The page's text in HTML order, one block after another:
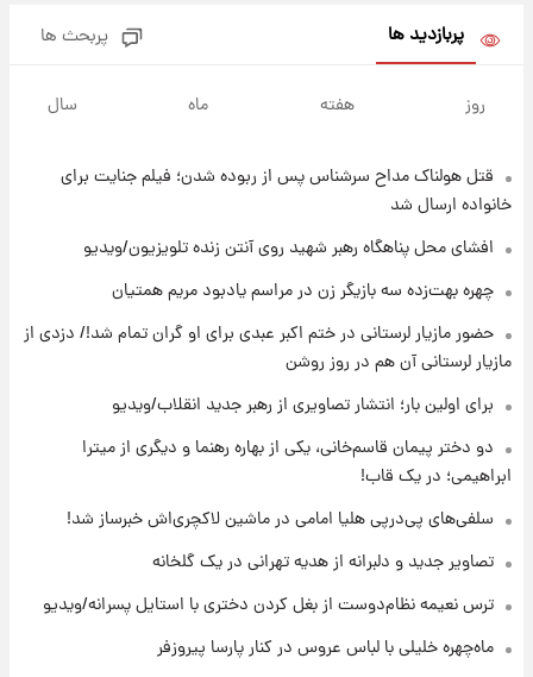
آلزایمر و زوال عقل افزایش می‌یابد؟
۱۴ ساعت پیش
۱۵ ساعت پیش
مرداد ۱۴۰۵ +جدول
۱۵ ساعت پیش
با قدرتمندترین و بادوام ترین تانک جهان آشنا
شوید+ فیلم
۱۶ ساعت پیش
قیمت طلا ۱۸عیار امروز شنبه ۱۷ مرداد ۱۴۰۵
+جدول
۱۶ ساعت پیش
قیمت محصولات ایران‌خودرو و سایپا امروز شنبه
پربازدید ها پربحث ها
روز هفته ماه سال
قتل هولناک مداح سرشناس پس از ربوده شدن؛ فیلم جنایت برای
خانواده ارسال شد
افشای محل پناهگاه‌ رهبر شهید روی آنتن زنده تلویزیون/ویدیو
چهره بهت‌زده سه بازیگر زن در مراسم یادبود مریم همتیان
حضور مازیار لرستانی در ختم اکبر عبدی برای او گران تمام شد!/ دزدی از
مازیار لرستانی آن هم در روز روشن
برای اولین بار؛ انتشار تصاویری از رهبر جدید انقلاب/ویدیو
دو دختر پیمان قاسم‌خانی، یکی از بهاره رهنما و دیگری از میترا
ابراهیمی؛ در یک قاب!
سلفی‌های پی‌درپی هلیا امامی در ماشین لاکچری‌اش خبرساز شد!
تصاویر جدید و دلبرانه از هدیه تهرانی در یک گلخانه
ترس نعیمه نظام‌دوست از بغل کردن دختری با استایل پسرانه/ویدیو
ماه‌چهره خلیلی با لباس عروس در کنار پارسا پیروزفر